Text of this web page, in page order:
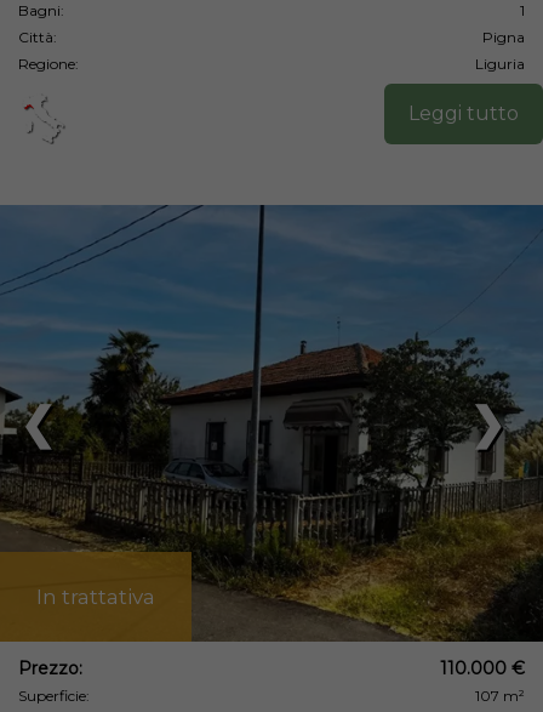
Bagni:
1
Città:
Pigna
Regione:
Liguria
Leggi tutto
❯
❮
In trattativa
Prezzo: 110.000 €
Superficie:
107 m²